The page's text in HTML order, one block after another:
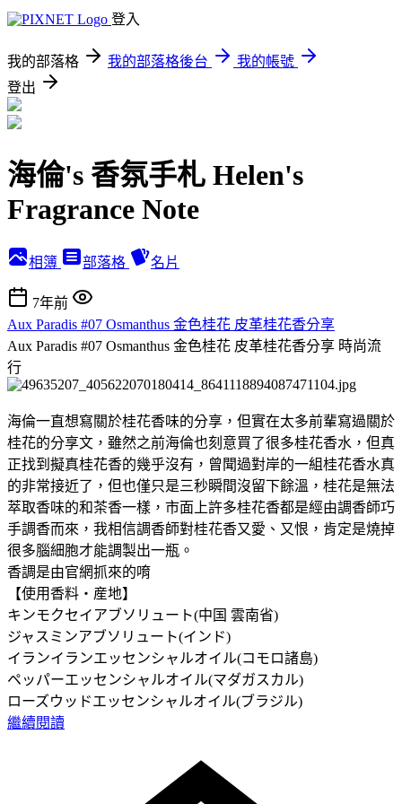
登入
我的部落格 我的部落格後台
我的帳號
登出
海倫's 香氛手札 Helen's
Fragrance Note
相簿 部落格 名片
7年前
Aux Paradis #07 Osmanthus 金色桂花 皮革桂花香分享
Aux Paradis #07 Osmanthus 金色桂花 皮革桂花香分享 時尚流
行
海倫一直想寫關於桂花香味的分享，但實在太多前輩寫過關於
桂花的分享文，雖然之前海倫也刻意買了很多桂花香水，但真
正找到擬真桂花香的幾乎沒有，曾聞過對岸的一組桂花香水真
的非常接近了，但也僅只是三秒瞬間沒留下餘溫，桂花是無法
萃取香味的和茶香一樣，市面上許多桂花香都是經由調香師巧
手調香而來，我相信調香師對桂花香又愛、又恨，肯定是燒掉
很多腦細胞才能調製出一瓶。
香調是由官網抓來的唷
【使用香料・産地】
キンモクセイアブソリュート(中国 雲南省)
ジャスミンアブソリュート(インド)
イランイランエッセンシャルオイル(コモロ諸島)
ペッパーエッセンシャルオイル(マダガスカル)
ローズウッドエッセンシャルオイル(ブラジル)
繼續閱讀